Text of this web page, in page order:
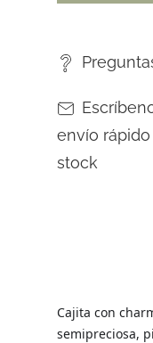
envío
stock
Cajita con
semipreciosa,